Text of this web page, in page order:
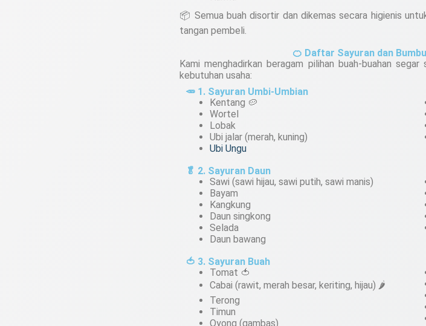
📦 Semua buah disortir dan dikemas secara higienis
tangan pembeli.
🍊 Daftar Sayuran dan
Kami menghadirkan beragam pilihan buah-buahan
kebutuhan usaha:
🥕 1. Sayuran Umbi-Umbian
Kentang 🥔
Wortel
Lobak
Ubi jalar (merah, kuning)
Ubi Ungu
🥬 2. Sayuran Daun
Sawi (sawi hijau, sawi putih, sawi manis)
Bayam
Kangkung
Daun singkong
Selada
Daun bawang
🍅 3. Sayuran Buah
Tomat 🍅
Cabai (rawit, merah besar, keriting, hijau) 🌶️
Terong
Timun
Oyong (gambas)